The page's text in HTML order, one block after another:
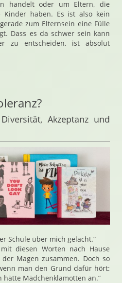
handelt oder um Eltern, die
haben. Es ist also kein
zum Elternsein eine Fülle
Dass es da schwer sein kann
zu entscheiden, ist absolut
Akzeptanz und
Schule über mich gelacht.“
diesen Worten nach Hause
Magen zusammen. Doch so
man den Grund dafür hört:
hätte Mädchenklamotten an.“